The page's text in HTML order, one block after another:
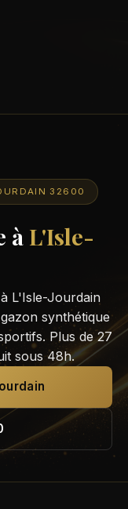
32600
à L'Isle-
L'Isle-Jourdain
synthétique
Plus de 27
sous 48h.